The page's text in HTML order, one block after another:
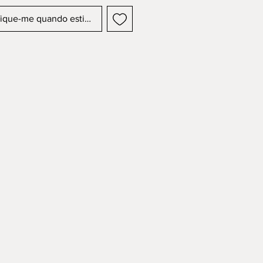
me quando estiver disponível